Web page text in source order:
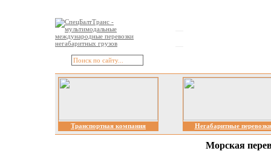
Транспортная компания Негабаритные перевозки
Морская